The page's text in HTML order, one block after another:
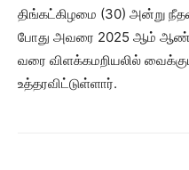
திங்கட்கிழமை (30) அன்று
போது அவரை 2025 ஆம்
வரை விளக்கமறியலில்
உத்தரவிட்டுள்ளார்.